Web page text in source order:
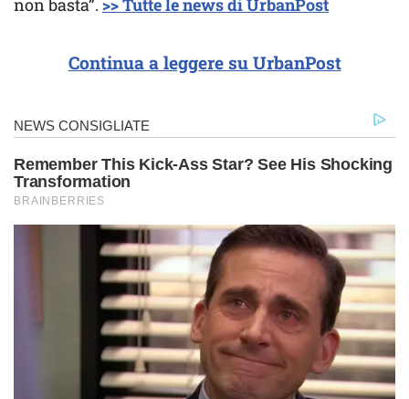
non basta”. >> Tutte le news di UrbanPost
Continua a leggere su UrbanPost